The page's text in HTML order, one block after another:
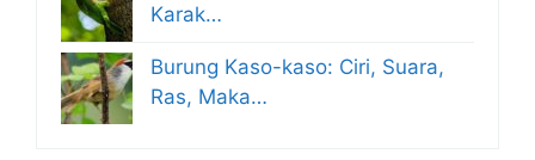
Karak…
Burung Kaso-kaso: Ciri, Suara,
Ras, Maka…